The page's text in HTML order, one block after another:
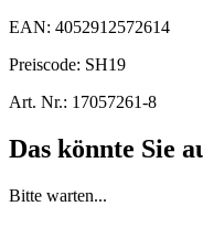
EAN: 4052912572614
Preiscode: SH19
Art. Nr.: 17057261-8
Das könnte Sie
Bitte warten...